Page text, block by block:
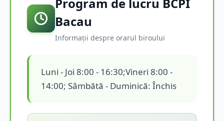
Bacau
Informații despre orarul biroului
Luni - Joi 8:00 - 16:30;Vineri 8:00 -
14:00; Sâmbătă - Duminică: Închis